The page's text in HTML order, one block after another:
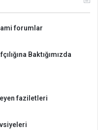
forumlar
Baktığımızda
faziletleri